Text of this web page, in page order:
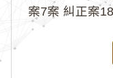
案7案 糾正案